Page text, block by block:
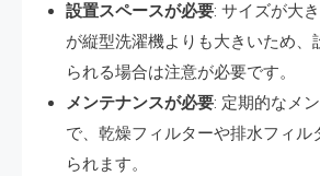
設置スペースが必要: サイズが大
が縦型洗濯機よりも大きいため、
られる場合は注意が必要です。
メンテナンスが必要: 定期的なメ
で、乾燥フィルターや排水フィル
られます​​。